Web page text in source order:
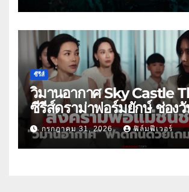
ซีรีส์
วิมานอากาศ Sky Castle
ซีรีส์ดราม่าฟอร์มยักษ์ ช่องวั
กรกฎาคม 31, 2026 ฟิล์มฟีเวอร์